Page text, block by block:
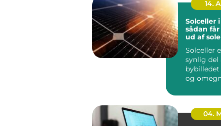
14.
Solceller
sådan
ud af
Solceller
synlig del
og
04.